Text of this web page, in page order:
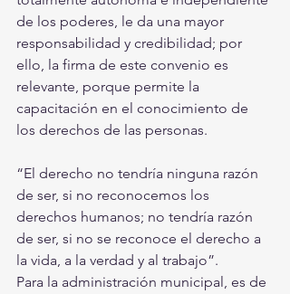
de los poderes, le da una mayor
responsabilidad y credibilidad; por
ello, la firma de este convenio es
relevante, porque permite la
capacitación en el conocimiento de
los derechos de las personas.
“El derecho no tendría ninguna razón
de ser, si no reconocemos los
derechos humanos; no tendría razón
de ser, si no se reconoce el derecho a
la vida, a la verdad y al trabajo”.
Para la administración municipal, es de